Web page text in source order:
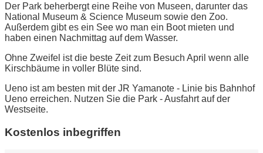
Der Park beherbergt eine Reihe von Museen, darunter das
National Museum & Science Museum sowie den Zoo.
Außerdem gibt es ein See wo man ein Boot mieten und
haben einen Nachmittag auf dem Wasser.
Ohne Zweifel ist die beste Zeit zum Besuch April wenn alle
Kirschbäume in voller Blüte sind.
Ueno ist am besten mit der JR Yamanote - Linie bis Bahnhof
Ueno erreichen. Nutzen Sie die Park - Ausfahrt auf der
Westseite.
Kostenlos inbegriffen